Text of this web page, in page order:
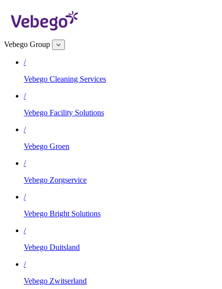
Vebego Group
/
Vebego Cleaning Services
/
Vebego Facility Solutions
/
Vebego Groen
/
Vebego Zorgservice
/
Vebego Bright Solutions
/
Vebego Duitsland
/
Vebego Zwitserland